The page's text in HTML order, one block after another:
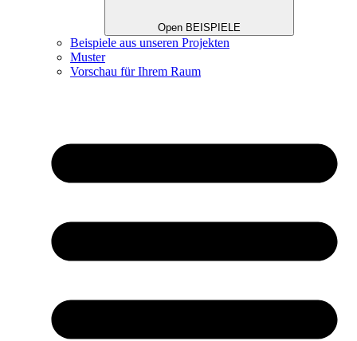
Open BEISPIELE
Beispiele aus unseren Projekten
Muster
Vorschau für Ihrem Raum